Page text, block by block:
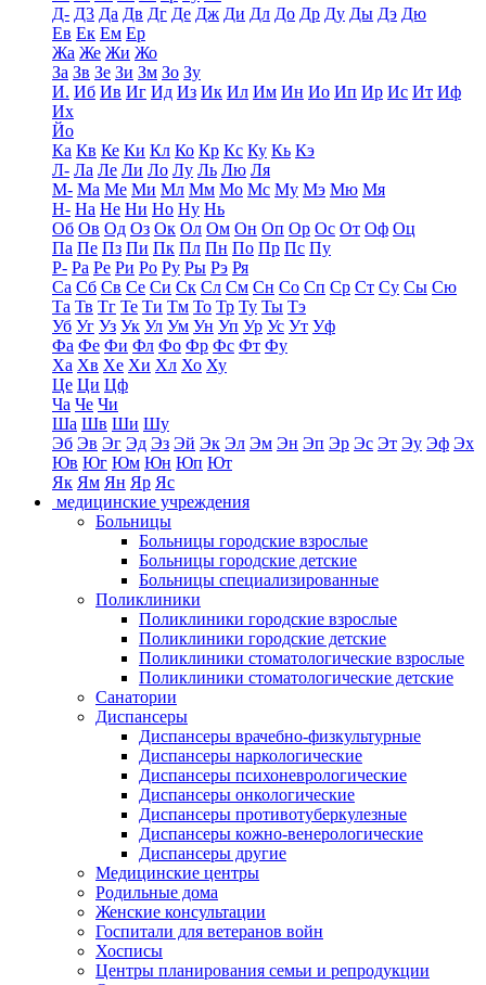
Д- Д3 Да Дв Дг Де Дж Ди Дл До Др Ду Ды Дэ Дю
Ев Ек Ем Ер
Жа Же Жи Жо
За Зв Зе Зи Зм Зо Зу
И. Иб Ив Иг Ид Из Ик Ил Им Ин Ио Ип Ир Ис Ит Иф
Их
Йо
Ка Кв Ке Ки Кл Ко Кр Кс Ку Кь Кэ
Л- Ла Ле Ли Ло Лу Ль Лю Ля
М- Ма Ме Ми Мл Мм Мо Мс Му Мэ Мю Мя
Н- На Не Ни Но Ну Нь
Об Ов Од Оз Ок Ол Ом Он Оп Ор Ос От Оф Оц
Па Пе Пз Пи Пк Пл Пн По Пр Пс Пу
Р- Ра Ре Ри Ро Ру Ры Рэ Ря
Са Сб Св Се Си Ск Сл См Сн Со Сп Ср Ст Су Сы Сю
Та Тв Тг Те Ти Тм То Тр Ту Ты Тэ
Уб Уг Уз Ук Ул Ум Ун Уп Ур Ус Ут Уф
Фа Фе Фи Фл Фо Фр Фс Фт Фу
Ха Хв Хе Хи Хл Хо Ху
Це Ци Цф
Ча Че Чи
Ша Шв Ши Шу
Эб Эв Эг Эд Эз Эй Эк Эл Эм Эн Эп Эр Эс Эт Эу Эф Эх
Юв Юг Юм Юн Юп Ют
Як Ям Ян Яр Яс
медицинские учреждения
Больницы
Больницы городские взрослые
Больницы городские детские
Больницы специализированные
Поликлиники
Поликлиники городские взрослые
Поликлиники городские детские
Поликлиники стоматологические взрослые
Поликлиники стоматологические детские
Санатории
Диспансеры
Диспансеры врачебно-физкультурные
Диспансеры наркологические
Диспансеры психоневрологические
Диспансеры онкологические
Диспансеры противотуберкулезные
Диспансеры кожно-венерологические
Диспансеры другие
Медицинские центры
Родильные дома
Женские консультации
Госпитали для ветеранов войн
Хосписы
Центры планирования семьи и репродукции